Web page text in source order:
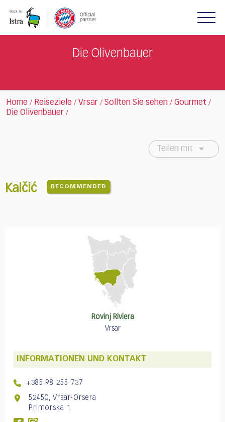
note:
Die Olivenbauer
Home / Reiseziele / Vrsar / Sollten Sie sehen / Gourmet /
Die Olivenbauer /
Teilen mit
Kalčić RECOMMENDED
Rovinj Riviera
Vrsar
INFORMATIONEN UND KONTAKT
+385 98 255 737
52450, Vrsar-Orsera
Primorska 1